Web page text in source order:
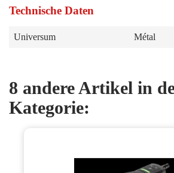
Technische Daten
Universum Métal
8 andere Artikel in
Kategorie: